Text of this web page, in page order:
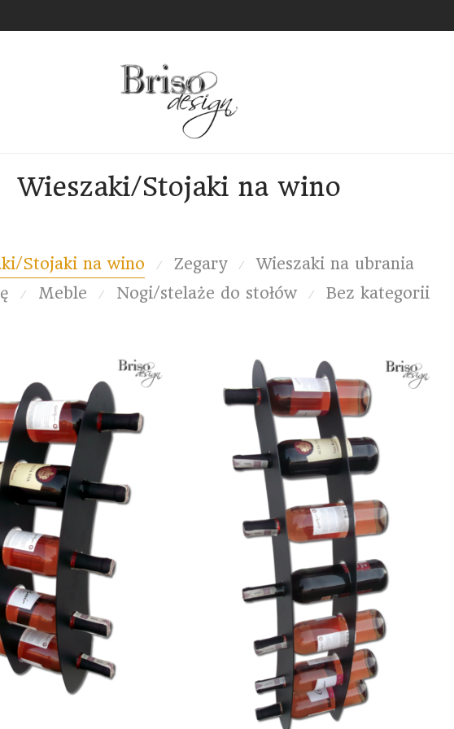
Wieszaki/Stojaki na wino
Stojaki na wino ⁄ Zegary ⁄ Wieszaki na ubrania
⁄ Meble ⁄ Nogi/stelaże do stołów ⁄ Bez kategorii